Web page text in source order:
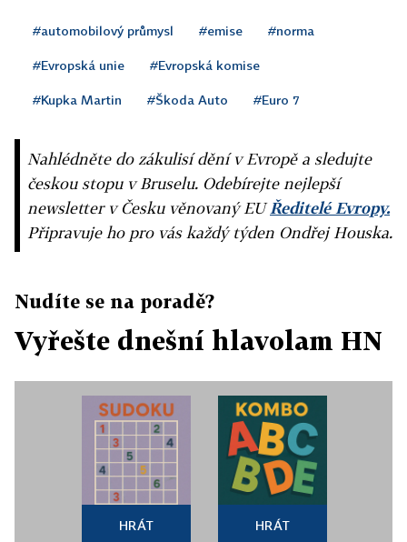
#automobilový průmysl #emise #norma
#Evropská unie #Evropská komise
#Kupka Martin #Škoda Auto #Euro 7
Nahlédněte do zákulisí dění v Evropě a sledujte
českou stopu v Bruselu. Odebírejte nejlepší
newsletter v Česku věnovaný EUŘeditelé Evropy.
Připravuje ho pro vás každý týden Ondřej Houska.
Nudíte se na poradě?
Vyřešte dnešní hlavolam HN
HRÁT HRÁT